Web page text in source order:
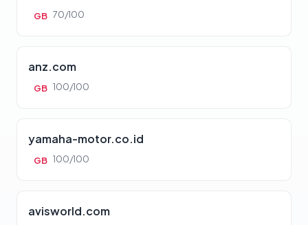
GB 70/100
anz.com
GB 100/100
yamaha-motor.co.id
GB 100/100
avisworld.com